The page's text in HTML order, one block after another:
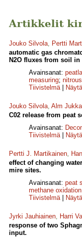
Artikkelit
Jouko Silvola, Pertti
automatic gas
N2O fluxes from soil in
Avainsanat:
measuring;
Tiivistelmä|
Jouko Silvola, Alm Jukka
C02 release from peat
Avainsanat:
Tiivistelmä|
Pertti J. Martikainen,
effect of changing
mire sites.
Avainsanat: peat
methane oxidation
Tiivistelmä|
Jyrki Jauhiainen, Harri
response of two
input.